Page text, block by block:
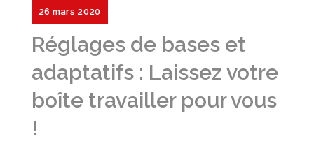
26 mars 2020
Réglages de bases et
adaptatifs : Laissez votre
boîte travailler pour vous
!